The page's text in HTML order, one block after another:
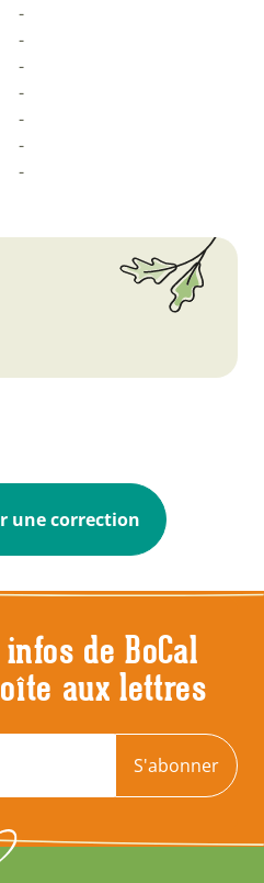
-
-
-
-
-
-
-
une correction
de BoCal
aux lettres
S'abonner